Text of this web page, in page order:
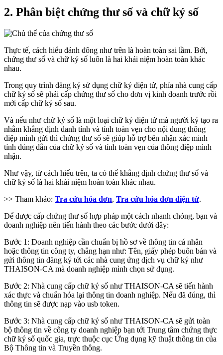
2. Phân biệt chứng thư số và chữ ký số
Thực tế, cách hiểu đánh đông như trên là hoàn toàn sai lầm. Bởi,
chứng thư số và chữ ký số luôn là hai khái niệm hoàn toàn khác
nhau.
Trong quy trình đăng ký sử dụng chữ ký điện tử, phía nhà cung cấp
chữ ký số sẽ phải cấp chứng thư số cho đơn vị kinh doanh trước rồi
mới cấp chữ ký số sau.
Và nếu như chữ ký số là một loại chữ ký điện tử mà người ký tạo ra
nhằm khẳng định danh tính và tính toàn vẹn cho nội dung thông
điệp mình gửi thì chứng thư số sẽ giúp hỗ trợ bên nhận xác minh
tính đúng đắn của chữ ký số và tính toàn vẹn của thông điệp mình
nhận.
Như vậy, từ cách hiểu trên, ta có thể khẳng định chứng thư số và
chữ ký số là hai khái niệm hoàn toàn khác nhau.
>> Tham khảo: Tra cứu hóa đơn, Tra cứu hóa đơn điện tử.
Để được cấp chứng thư số hợp pháp một cách nhanh chóng, bạn và
doanh nghiệp nên tiến hành theo các bước dưới đây:
Bước 1: Doanh nghiệp cần chuẩn bị hồ sơ về thông tin cá nhân
hoặc thông tin công ty, chẳng hạn như: Tên, giấy phép buôn bán và
gửi thông tin đăng ký tới các nhà cung ứng dịch vụ chữ ký như
THAISON-CA mà doanh nghiệp mình chọn sử dụng.
Bước 2: Nhà cung cấp chữ ký số như THAISON-CA sẽ tiến hành
xác thực và chuẩn hóa lại thông tin doanh nghiệp. Nếu đã đúng, thì
thông tin sẽ được nạp vào usb token.
Bước 3: Nhà cung cấp chữ ký số như THAISON-CA sẽ gửi toàn
bộ thông tin về công ty doanh nghiệp bạn tới Trung tâm chứng thực
chữ ký số quốc gia, trực thuộc cục Ứng dụng kỹ thuật thông tin của
Bộ Thông tin và Truyền thông.